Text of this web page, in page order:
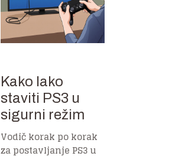
Kako lako
staviti PS3 u
sigurni režim
Vodič korak po korak
za postavljanje PS3 u